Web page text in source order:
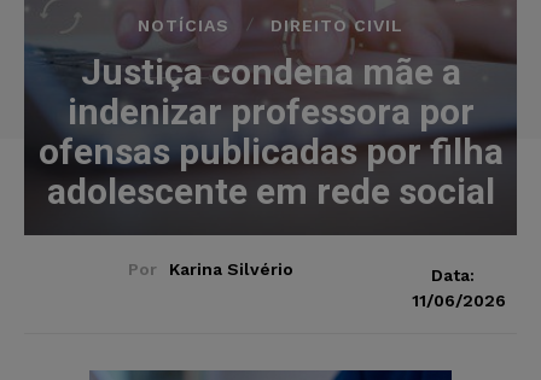
NOTÍCIAS DIREITO CIVIL
Justiça condena mãe a
indenizar professora por
ofensas publicadas por filha
adolescente em rede social
Por Karina Silvério
Data:
11/06/2026